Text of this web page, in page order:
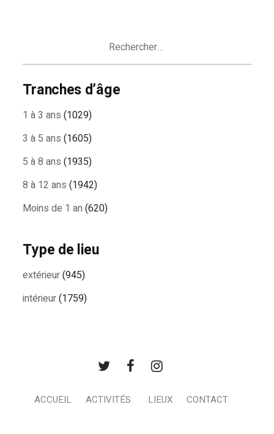
Tranches d’âge
1 à 3 ans (1029)
3 à 5 ans (1605)
5 à 8 ans (1935)
8 à 12 ans (1942)
Moins de 1 an (620)
Type de lieu
extérieur(945)
intérieur(1759)
ACCUEIL ACTIVITÉS LIEUX CONTACT